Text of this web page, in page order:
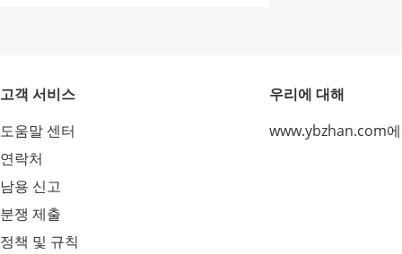
고객 서비스
도움말 센터
연락처
남용 신고
분쟁 제출
정책 및 규칙
우리에 대해
www.ybzhan.com